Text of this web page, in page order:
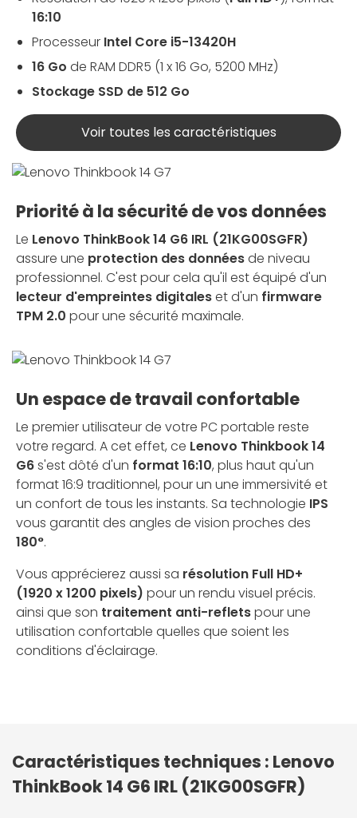
16:10
Processeur Intel Core i5-13420H
16 Go de RAM DDR5 (1 x 16 Go, 5200 MHz)
Stockage SSD de 512 Go
Voir toutes les caractéristiques
Priorité à la sécurité de vos données
Le Lenovo ThinkBook 14 G6 IRL (21KG00SGFR)
assure une protection des donnéesde niveau
professionnel. C'est pour cela qu'il est équipé d'un
lecteur d'empreintes digitaleset d'un firmware
TPM 2.0 pour une sécurité maximale.
Un espace de travail confortable
Le premier utilisateur de votre PC portable reste
votre regard. A cet effet, ce Lenovo Thinkbook 14
G6s'est dôté d'un format 16:10, plus haut qu'un
format 16:9 traditionnel, pour un une immersivité et
un confort de tous les instants. Sa technologie IPS
vous garantit des angles de vision proches des
180°.
Vous apprécierez aussi sa résolution Full HD+
(1920 x 1200 pixels) pour un rendu visuel précis.
ainsi que son traitement anti-refletspour une
utilisation confortable quelles que soient les
conditions d'éclairage.
Caractéristiques techniques : Lenovo
ThinkBook 14 G6 IRL (21KG00SGFR)